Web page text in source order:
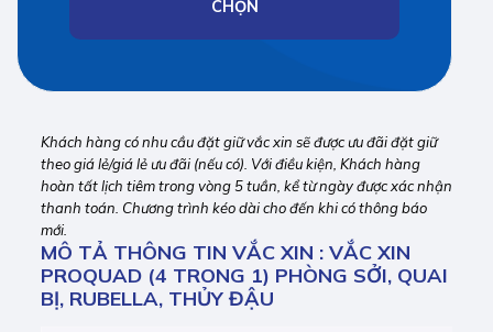
CHỌN
Khách hàng có nhu cầu đặt giữ vắc xin sẽ được ưu đãi đặt giữ
theo giá lẻ/giá lẻ ưu đãi (nếu có). Với điều kiện, Khách hàng
hoàn tất lịch tiêm trong vòng 5 tuần, kể từ ngày được xác nhận
thanh toán. Chương trình kéo dài cho đến khi có thông báo
mới.
MÔ TẢ THÔNG TIN VẮC XIN : VẮC XIN
PROQUAD (4 TRONG 1) PHÒNG SỞI, QUAI
BỊ, RUBELLA, THỦY ĐẬU